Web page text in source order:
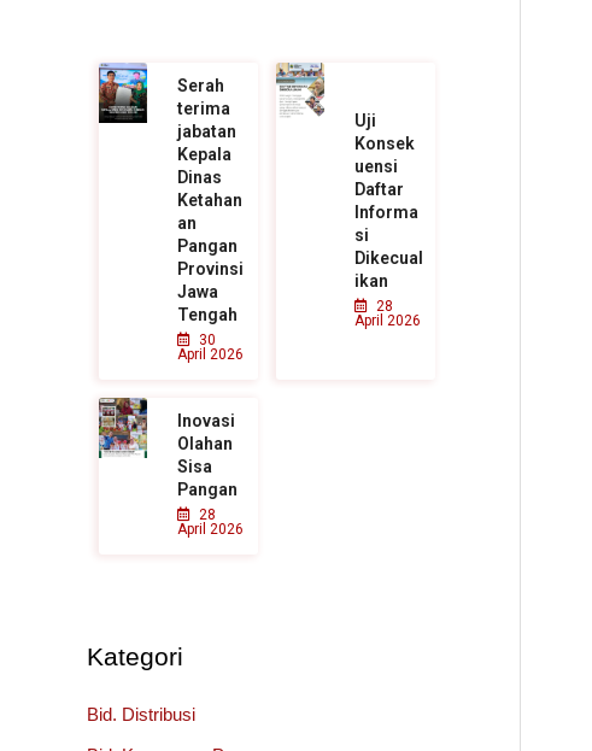
Serah
terima
jabatan
Kepala
Dinas
Ketahan
an
Pangan
Provinsi
Jawa
Tengah
30
April 2026
Uji
Konsek
uensi
Daftar
Informa
si
Dikecual
ikan
28
April 2026
Inovasi
Olahan
Sisa
Pangan
28
April 2026
Kategori
Bid. Distribusi